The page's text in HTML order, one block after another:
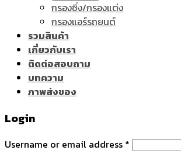
กรองซิ่ง/กรองแต่ง
กรองแอร์รถยนต์
รวมสินค้า
เกี่ยวกับเรา
ติดต่อสอบถาม
บทความ
ภาพส่งของ
Login
Username or email address *